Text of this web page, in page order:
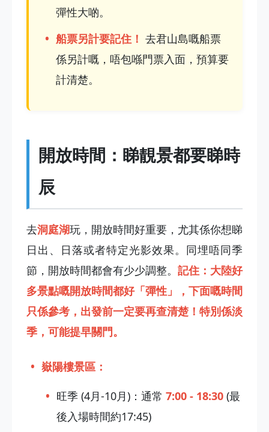
彈性大啲。
船票另計要記住！ 去君山島嘅船票
係另計嘅，唔包喺門票入面，預算要
計清楚。
開放時間：睇靚景都要睇時
辰
去洞庭湖玩，開放時間好重要，尤其係你想睇
日出、日落或者特定光影效果。同埋唔同季
節，開放時間都會有少少調整。 記住：大陸好
多景點嘅開放時間都好「彈性」，下面嘅時間
只係參考，出發前一定要再查清楚！特別係淡
季，可能提早關門。
嶽陽樓景區：
旺季 (4月-10月)：通常 7:00 - 18:30 (最
後入場時間約17:45)